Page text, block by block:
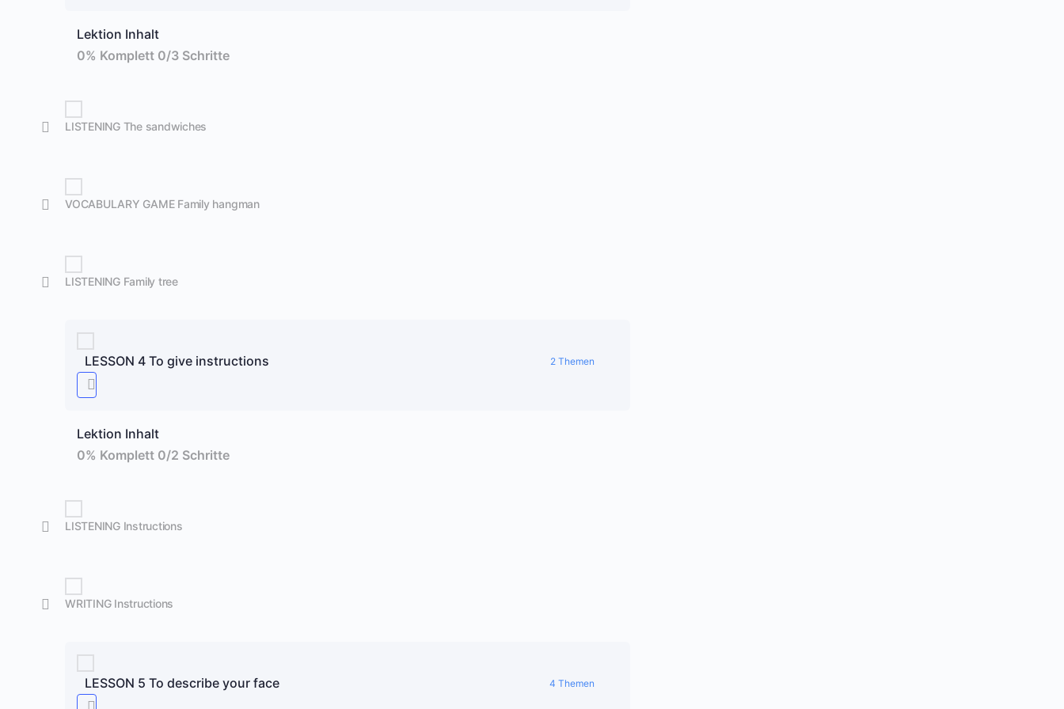
Lektion Inhalt
0% Komplett 0/3 Schritte
LISTENING The sandwiches
VOCABULARY GAME Family hangman
LISTENING Family tree
LESSON 4 To give instructions 2 Themen
Lektion Inhalt
0% Komplett 0/2 Schritte
LISTENING Instructions
WRITING Instructions
LESSON 5 To describe your face 4 Themen